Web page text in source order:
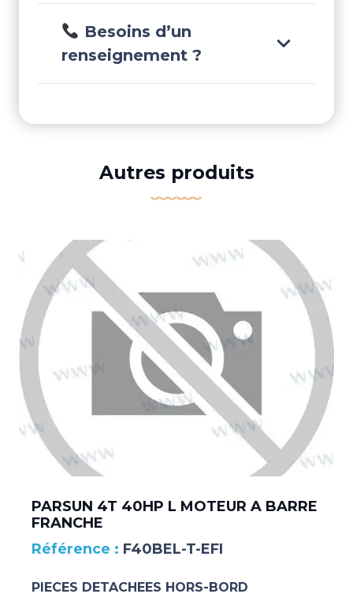
Besoins d’un
renseignement ?
Autres produits
PARSUN 4T 40HP L MOTEUR A BARRE
FRANCHE
F40BEL-T-EFI
PIECES DETACHEES HORS-BORD